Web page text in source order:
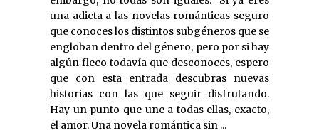
una adicta a las novelas románticas seguro
que conoces los distintos subgéneros que se
engloban dentro del género, pero por si hay
algún fleco todavía que desconoces, espero
que con esta entrada descubras nuevas
historias con las que seguir disfrutando.
Hay un punto que une a todas ellas, exacto,
el amor. Una novela romántica sin ...